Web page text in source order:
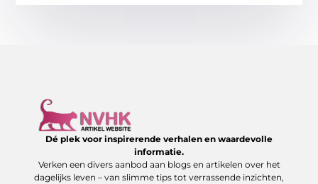
Dé plek voor inspirerende verhalen en waardevolle
informatie.
Verken een divers aanbod aan blogs en artikelen over het
dagelijks leven – van slimme tips tot verrassende inzichten,